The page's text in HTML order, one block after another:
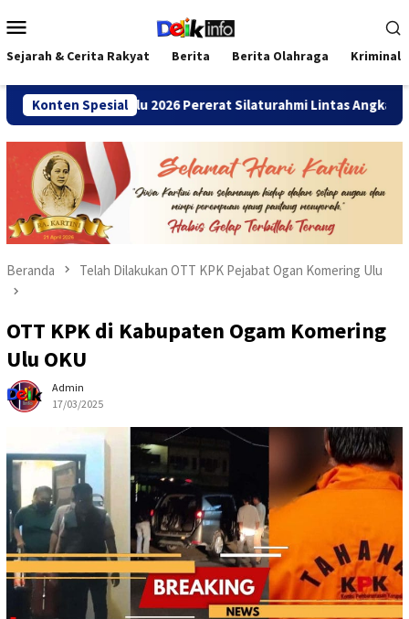
ke
kontenMobile
Sejarah & Cerita Rakyat Berita Berita Olahraga Kriminal
Konten Spesial
Bengkulu 2026 Pererat Silaturahmi Lintas Angkatan
Beranda Telah Dilakukan OTT KPK Pejabat Ogan Komering Ulu
OTT KPK di Kabupaten Ogam Komering
Ulu OKU
Admin
17/03/2025